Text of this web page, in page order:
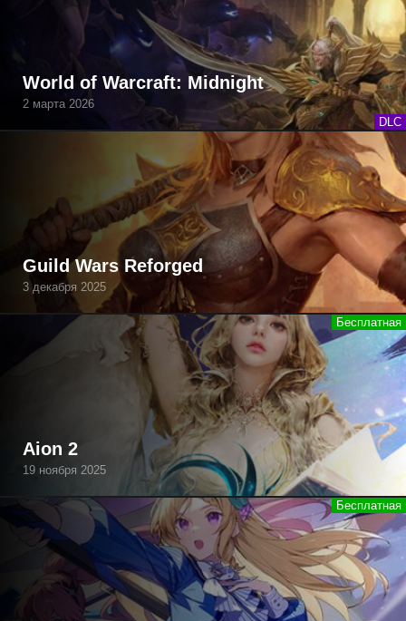
DLC
World of Warcraft: Midnight
2 марта 2026
Guild Wars Reforged
3 декабря 2025
Aion 2
19 ноября 2025